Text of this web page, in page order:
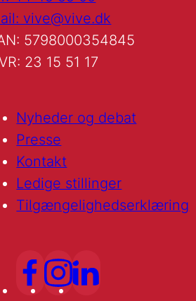
vive@vive.dk
5798000354845
23 15 51 17
Nyheder og debat
Presse
Kontakt
Ledige stillinger
Tilgængelighedserklæring